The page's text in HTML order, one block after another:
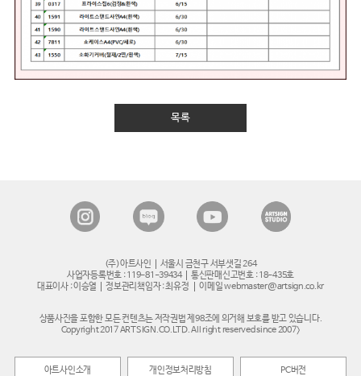
목록
(주)아트사인
서울시 금천구 서부샛길 264
사업자등록번호 : 119-81-39434
통신판매신고번호 : 18-435호
대표이사 : 이승열
정보관리책임자 : 최유정 이메일 webmaster@artsign.co.kr
상품사진을 포함한 모든 컨텐츠는 저작권법 제98조에 의거해 보호를 받고 있습니다.
Copyright 2017 ARTSIGN.CO.LTD. All right reserved since 2007>
아트사인소개 개인정보처리방침 PC버전